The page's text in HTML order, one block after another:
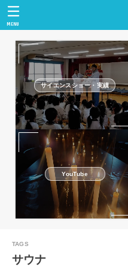
MENU
サイエンスショー・実績
YouTube
サウナ